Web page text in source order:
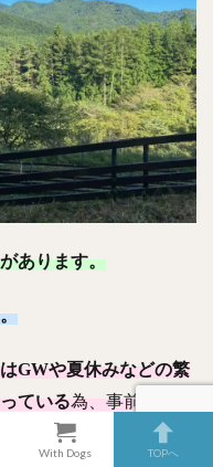
あります。
GWや夏休みなどの繁
ている為、事前に営業
う。
With Dogs TOPへ